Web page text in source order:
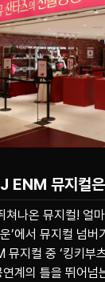
ENM 뮤지컬
쳐나온 뮤지컬! 얼
’에서 뮤지컬 넘
지컬 중 ‘킹키부
계의 틀을 뛰어넘